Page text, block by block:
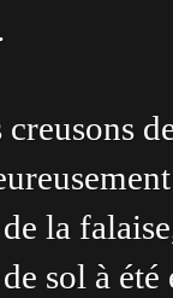
la
sol à été